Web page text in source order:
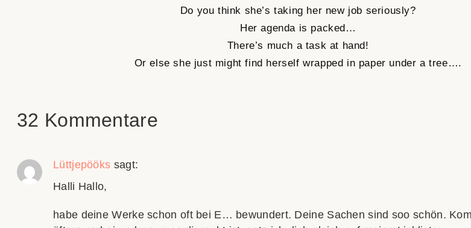
Do you think she’s taking her new job seriously?
Her agenda is packed…
There’s much a task at hand!
Or else she just might find herself wrapped in paper under a tree….
32 Kommentare
Lüttjepööks sagt:
Halli Hallo,
habe deine Werke schon oft bei E… bewundert. Deine Sachen sind soo schön.